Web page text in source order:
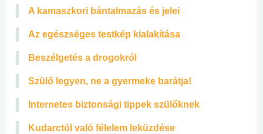
A kamaszkori bántalmazás és jelei
Az egészséges testkép kialakítása
Beszélgetés a drogokról
Szülő legyen, ne a gyermeke barátja!
Internetes biztonsági tippek szülőknek
Kudarctól való félelem leküzdése